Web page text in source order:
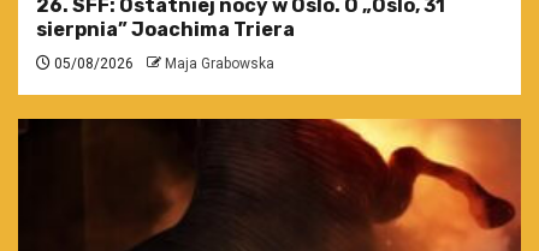
26. SFF: Ostatniej nocy w Oslo. O „Oslo, 31
sierpnia” Joachima Triera
05/08/2026 Maja Grabowska